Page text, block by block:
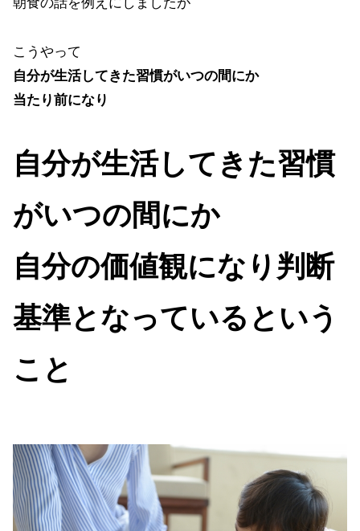
こうやって
自分が生活してきた習慣がいつの間にか
当たり前になり
自分が生活してきた習慣
がいつの間にか
自分の価値観になり判断
基準となっているという
こと